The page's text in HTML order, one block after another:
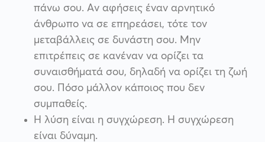
πάνω σου. Αν αφήσεις έναν αρνητικό
άνθρωπο να σε επηρεάσει, τότε τον
μεταβάλλεις σε δυνάστη σου. Μην
επιτρέπεις σε κανέναν να ορίζει τα
συναισθήματά σου, δηλαδή να ορίζει τη ζωή
σου. Πόσο μάλλον κάποιος που δεν
συμπαθείς.
Η λύση είναι η συγχώρεση. Η συγχώρεση
είναι δύναμη.